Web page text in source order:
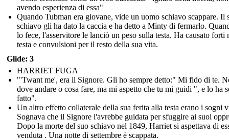
avendo esperienza di essa"
Quando Tubman era giovane, vide un uomo schiavo scappare. Il
schiavo gli ha dato la caccia e ha detto a Minty di fermarlo.
lo fece, l'asservitore le lanciò un peso sulla testa. Ha causato forti
testa e convulsioni per il resto della sua vita.
Glide: 3
HARRIET FUGA
"'Twant me', era il Signore. Gli ho sempre detto:" Mi fido di te.
dove andare o cosa fare, ma mi aspetto che tu mi guidi ", e lo ha
fatto".
Un altro effetto collaterale della sua ferita alla testa erano i sogni
Sognava che il Signore l'avrebbe guidata per sfuggire ai suoi
Dopo la morte del suo schiavo nel 1849, Harriet si aspettava di
venduta . Una notte di settembre è scappata.